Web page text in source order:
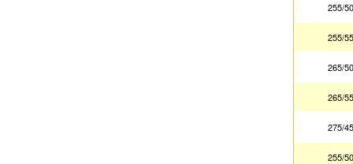
255/
255/
265/
265/
275/
255/